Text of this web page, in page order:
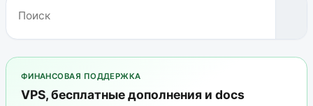
ФИНАНСОВАЯ ПОДДЕРЖКА
VPS, бесплатные дополнения и docs